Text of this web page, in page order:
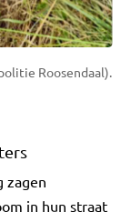
Roosendaal).
zagen
in hun straat